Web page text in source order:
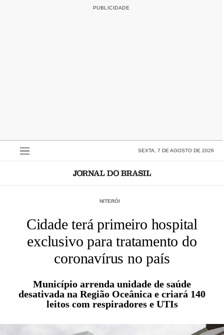
SEXTA, 7 DE AGOSTO DE 2026
NITERÓI
Cidade terá primeiro hospital
exclusivo para tratamento do
coronavírus no país
Município arrenda unidade de saúde
desativada na Região Oceânica e criará 140
leitos com respiradores e UTIs